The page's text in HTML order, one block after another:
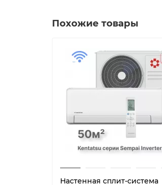
Похожие товары
Настенная сплит-система